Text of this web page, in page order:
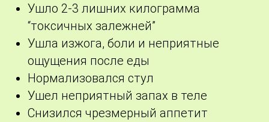
Ушло 2-3 лишних килограмма
“токсичных залежней”
Ушла изжога, боли и неприятные
ощущения после еды
Нормализовался стул
Ушел неприятный запах в теле
Снизился чрезмерный аппетит
После